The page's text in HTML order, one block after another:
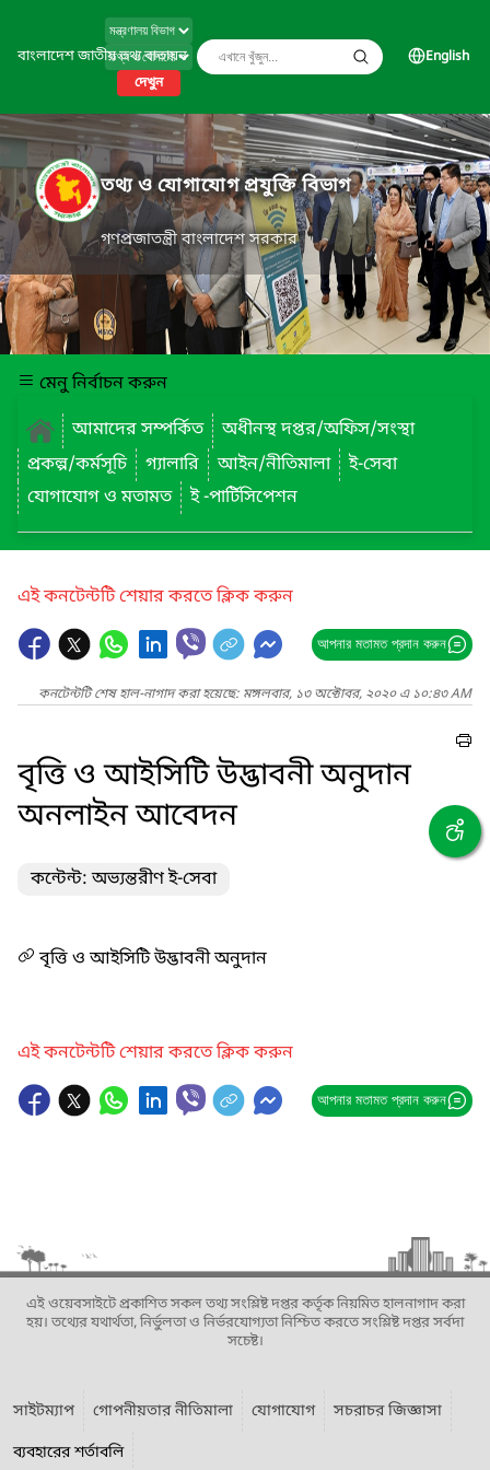
বাংলাদেশ জাতীয় তথ্য বাতায়ন
দেখুন
English
তথ্য ও যোগাযোগ প্রযুক্তি বিভাগ
গণপ্রজাতন্ত্রী বাংলাদেশ সরকার
মেনু নির্বাচন করুন
আমাদের সম্পর্কিত
অধীনস্থ দপ্তর/অফিস/সংস্থা
প্রকল্প/কর্মসূচি
গ্যালারি আইন/নীতিমালা
ই-সেবা
যোগাযোগ ও মতামত
ই -পার্টিসিপেশন
এই কনটেন্টটি শেয়ার করতে ক্লিক করুন
আপনার মতামত প্রদান করুন
কনটেন্টটি শেষ হাল-নাগাদ করা হয়েছে: মঙ্গলবার, ১৩ অক্টোবর, ২০২০ এ ১০:৪৩ AM
বৃত্তি ও আইসিটি উদ্ভাবনী অনুদান
অনলাইন আবেদন
কন্টেন্ট: অভ্যন্তরীণ ই-সেবা
বৃত্তি ও আইসিটি উদ্ভাবনী অনুদান
এই কনটেন্টটি শেয়ার করতে ক্লিক করুন
আপনার মতামত প্রদান করুন
এই ওয়েবসাইটে প্রকাশিত সকল তথ্য সংশ্লিষ্ট দপ্তর কর্তৃক নিয়মিত হালনাগাদ করা
হয়। তথ্যের যথার্থতা, নির্ভুলতা ও নির্ভরযোগ্যতা নিশ্চিত করতে সংশ্লিষ্ট দপ্তর সর্বদা
সচেষ্ট।
সাইটম্যাপ গোপনীয়তার নীতিমালা যোগাযোগ
সচরাচর জিজ্ঞাসা
ব্যবহারের শর্তাবলি